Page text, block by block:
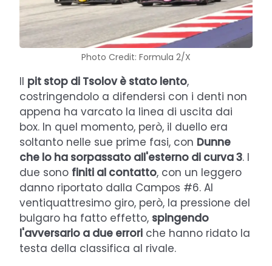
Photo Credit: Formula 2/X
Il pit stop di Tsolov è stato lento,
costringendolo a difendersi con i denti non
appena ha varcato la linea di uscita dai
box. In quel momento, però, il duello era
soltanto nelle sue prime fasi, con Dunne
che lo ha sorpassato all'esterno di curva 3. I
due sono finiti al contatto, con un leggero
danno riportato dalla Campos #6. Al
ventiquattresimo giro, però, la pressione del
bulgaro ha fatto effetto, spingendo
l'avversario a due errori che hanno ridato la
testa della classifica al rivale.